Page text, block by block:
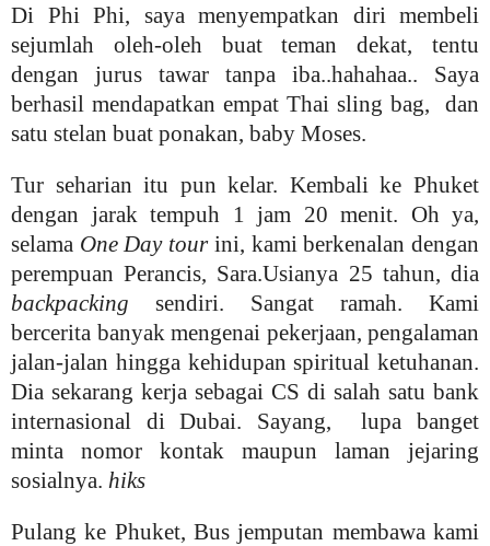
Di Phi Phi, saya menyempatkan diri membeli
sejumlah oleh-oleh buat teman dekat, tentu
dengan jurus tawar tanpa iba..hahahaa.. Saya
berhasil mendapatkan empat Thai sling bag, dan
satu stelan buat ponakan, baby Moses.
Tur seharian itu pun kelar. Kembali ke Phuket
dengan jarak tempuh 1 jam 20 menit. Oh ya,
selama One Day tourini, kami berkenalan dengan
perempuan Perancis, Sara.Usianya 25 tahun, dia
backpacking sendiri. Sangat ramah. Kami
bercerita banyak mengenai pekerjaan, pengalaman
jalan-jalan hingga kehidupan spiritual ketuhanan.
Dia sekarang kerja sebagai CS di salah satu bank
internasional di Dubai. Sayang, lupa banget
minta nomor kontak maupun laman jejaring
sosialnya. hiks
Pulang ke Phuket, Bus jemputan membawa kami